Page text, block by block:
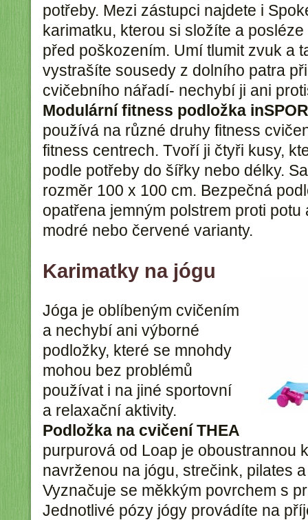
potřeby. Mezi zástupci najdete i
karimatku, kterou si složíte a
před poškozením. Umí tlumit zvuk a
vystrašíte sousedy z dolního patra
cvičebního nářadí- nechybí ji ani
Modulární fitness podložka
používá na různé druhy fitness
fitness centrech. Tvoří ji čtyři kusy,
podle potřeby do šířky nebo délky.
rozměr 100 x 100 cm. Bezpečná
opatřena jemným polstrem proti potu
modré nebo červené varianty.
Karimatky na jógu
Jóga je oblíbeným cvičením
a nechybí ani výborné
podložky, které se mnohdy
mohou bez problémů
používat i na jiné sportovní
a relaxační aktivity.
Podložka na cvičení THEA
purpurová od Loap je oboustrannou
navrženou na jógu, strečink, pilates
Vyznačuje se měkkým povrchem s
Jednotlivé pózy jógy provádíte na